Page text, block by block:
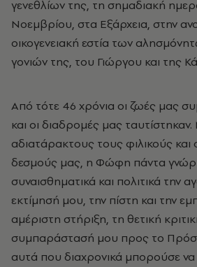
γενεθλίων της, τη σημαδιακή
Νοεμβρίου, στα Εξάρχεια, στην
οικογενειακή εστία των
γονιών της, του Γιώργου και της
Από τότε 46 χρόνια οι ζωές μας
και οι διαδρομές μας
αδιατάρακτους τους φιλικούς και
δεσμούς μας, η Φώφη πάντα
συναισθηματικά και πολιτικά την
εκτίμησή μου, την πίστη και την
αμέριστη στήριξη, τη θετική
συμπαράστασή μου προς το
αυτά που διαχρονικά μπορούσε να